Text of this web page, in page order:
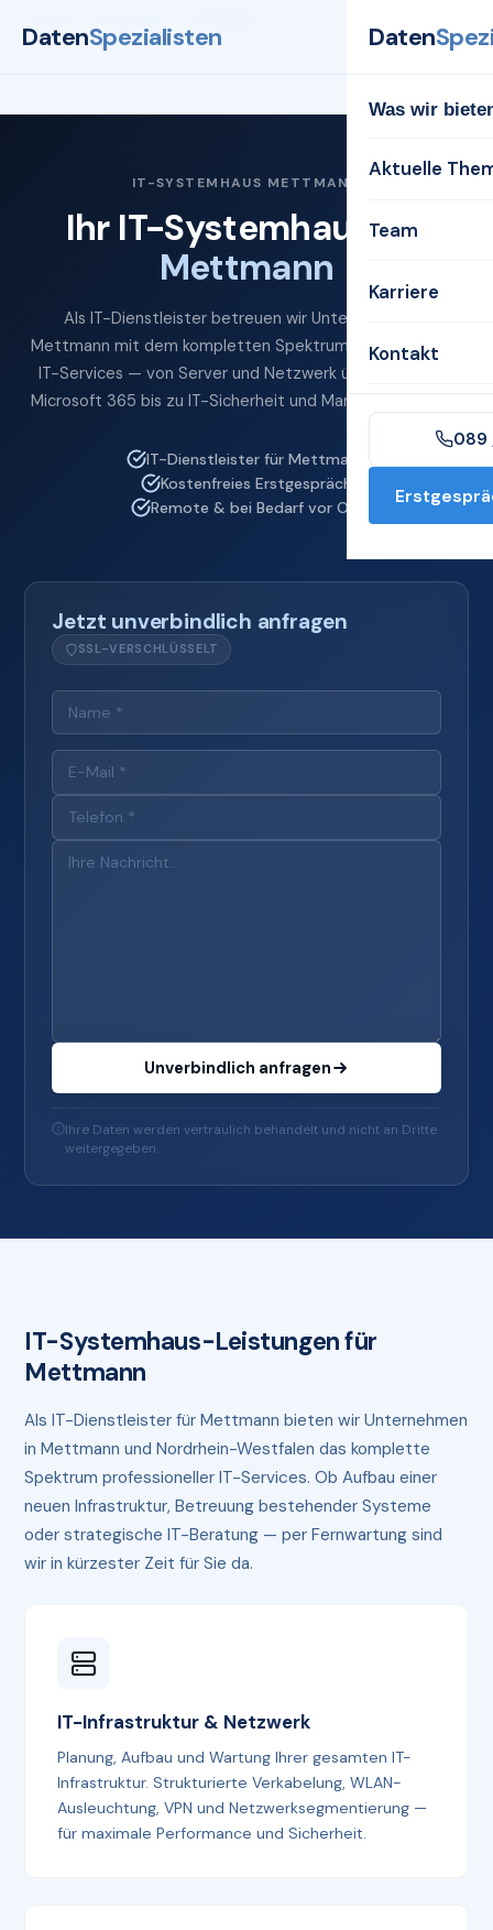
DatenSpezialisten Daten
Was wir
Aktuelle
Team
Karriere
Kontakt
089
IT-SYSTEMHAUS METTMANN
Ihr IT-Systemhaus für
Mettmann
Als IT-Dienstleister betreuen wir Unternehmen in
Mettmann mit dem kompletten Spektrum professioneller
IT-Services — von Server und Netzwerk über Cloud und
Microsoft 365 bis zu IT-Sicherheit und Managed Services.
IT-Dienstleister für Mettmann
Kostenfreies Erstgespräch
Remote & bei Bedarf vor Ort
Jetzt unverbindlich anfragen
SSL-VERSCHLÜSSELT
Unverbindlich anfragen
Ihre Daten werden vertraulich behandelt und nicht an Dritte
weitergegeben.
IT-Systemhaus-Leistungen für
Mettmann
Als IT-Dienstleister für Mettmann bieten wir Unternehmen
in Mettmann und Nordrhein-Westfalen das komplette
Spektrum professioneller IT-Services. Ob Aufbau einer
neuen Infrastruktur, Betreuung bestehender Systeme
oder strategische IT-Beratung — per Fernwartung sind
wir in kürzester Zeit für Sie da.
IT-Infrastruktur & Netzwerk
Planung, Aufbau und Wartung Ihrer gesamten IT-
Infrastruktur. Strukturierte Verkabelung, WLAN-
Ausleuchtung, VPN und Netzwerksegmentierung —
für maximale Performance und Sicherheit.